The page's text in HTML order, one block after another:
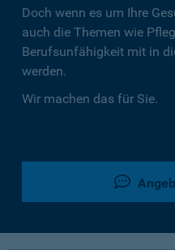
Doch wenn es um Ihre
auch die Themen wie
Berufsunfähigkeit mit in
werden.
Wir machen das für Sie.